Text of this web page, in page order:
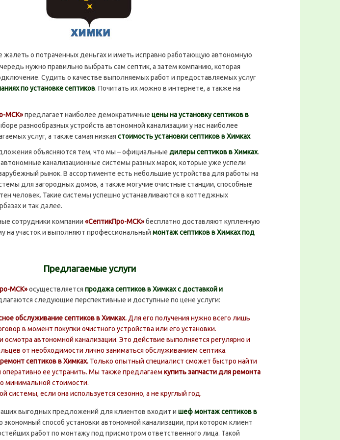
жалеть о потраченных деньгах и иметь исправно работающую автономную
нужно правильно выбрать сам септик, а затем компанию, которая
Судить о качестве выполняемых работ и предоставляемых услуг
по установке септиков. Почитать их можно в интернете, а также на
МСК»предлагает наиболее демократичные цены на установку септиков в
разнообразных устройств автономной канализации у нас наиболее
услуг, а также самая низкая стоимость установки септиков в Химках.
объясняются тем, что мы – официальные дилеры септиков в Химках.
канализационные системы разных марок, которые уже успели
рынок. В ассортименте есть небольшие устройства для работы на
для загородных домов, а также могучие очистные станции, способные
человек. Такие системы успешно устанавливаются в коттеджных
и так далее.
сотрудники компании «СептикПро-МСК»бесплатно доставляют купленную
на участок и выполняют профессиональный монтаж септиков в Химках под
Предлагаемые услуги
МСК»осуществляется продажа септиков в Химках с доставкой и
следующие перспективные и доступные по цене услуги:
обслуживание септиков в Химках. Для его получения нужно всего лишь
в момент покупки очистного устройства или его установки.
осмотра автономной канализации. Это действие выполняется регулярно и
от необходимости лично заниматься обслуживанием септика.
ремонт септиков в Химках. Только опытный специалист сможет быстро найти
ее устранить. Мы также предлагаем купить запчасти для ремонта
минимальной стоимости.
системы, если она используется сезонно, а не круглый год.
выгодных предложений для клиентов входит и шеф монтаж септиков в
экономный способ установки автономной канализации, при котором клиент
работ по монтажу под присмотром ответственного лица. Такой